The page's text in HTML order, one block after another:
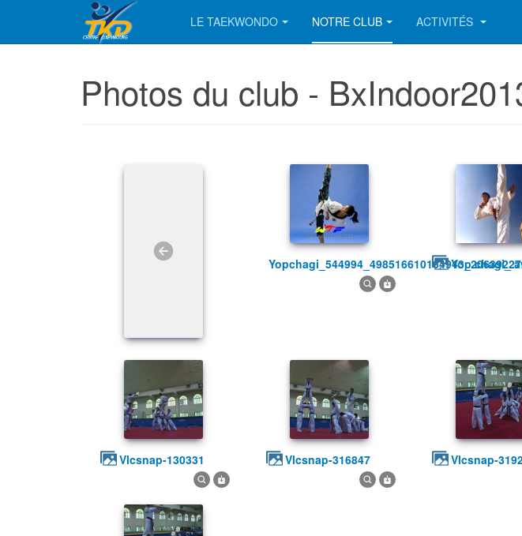
LE TAEKWONDO NOTRE CLUB ACTIVITÉS
Photos du club -
yop chagi_
vlcsnap-130331 vlcsnap-316847 vlcsnap-